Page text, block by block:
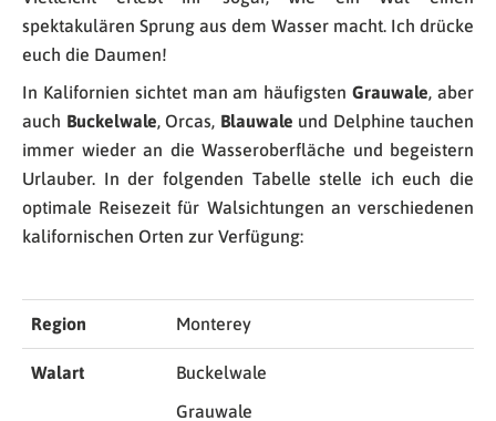
spektakulären Sprung aus dem Wasser macht. Ich drücke
euch die Daumen!
In Kalifornien sichtet man am häufigstenGrauwale, aber
auch Buckelwale, Orcas, Blauwale und Delphine tauchen
immer wieder an die Wasseroberfläche und begeistern
Urlauber. In der folgenden Tabelle stelle ich euch die
optimale Reisezeit für Walsichtungen an verschiedenen
kalifornischen Orten zur Verfügung:
Region Monterey
Walart
Buckelwale
Grauwale